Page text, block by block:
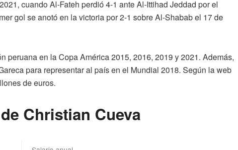
cuando Al-Fateh perdió 4-1 ante Al-Ittihad Jeddad por el
gol se anotó en la victoria por 2-1 sobre Al-Shabab el 17 de
peruana en la Copa América 2015, 2016, 2019 y 2021. Además,
para representar al país en el Mundial 2018. Según la web
de euros.
Christian Cueva